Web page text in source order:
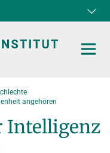
angehören
Intelligenz